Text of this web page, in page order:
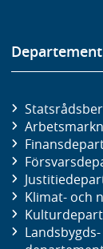
Departement
Klimat- och